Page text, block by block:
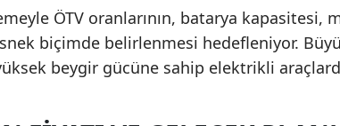
ÖTV oranlarının, batarya kapasitesi,
biçimde belirlenmesi hedefleniyor.
beygir gücüne sahip elektrikli